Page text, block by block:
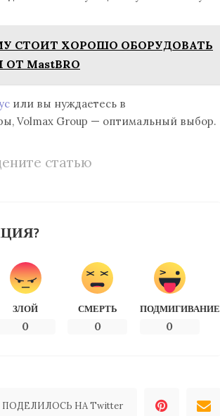
СТОИТ ХОРОШО ОБОРУДОВАТЬ
MastBRO
или вы нуждаетесь в
Volmax Group — оптимальный выбор.
статью
ЗЛОЙ
0
СМЕРТЬ
0
ПОДМИГИВАНИЕ
0
ПОДЕЛИЛОСЬ НА Twitter